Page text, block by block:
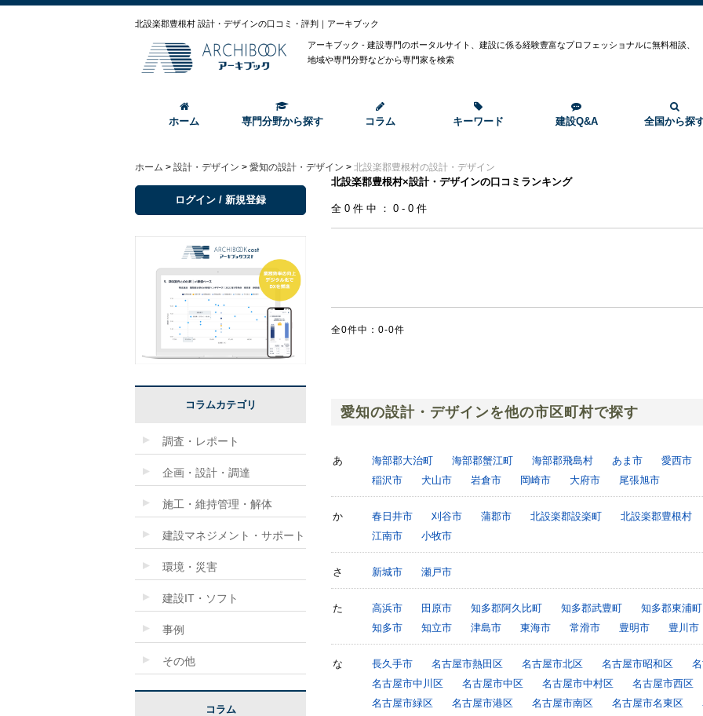
北設楽郡豊根村 設計・デザインの口コミ・評判｜アーキブック
アーキブック - 建設専門のポータルサイト、建設に係る経験豊富なプロフェッショナルに無料相談、
地域や専門分野などから専門家を検索
ホーム 専門分野から探す コラム キーワード 建設Q&A 全国から探
ホーム > 設計・デザイン > 愛知の設計・デザイン > 北設楽郡豊根村の設計・デザイン
北設楽郡豊根村×設計・デザインの口コミランキング
全0件中：0-0件
全0件中：0-0件
愛知の設計・デザインを他の市区町村で探す
あ 海部郡大治町 海部郡蟹江町 海部郡飛島村 あま市
愛西市
稲沢市
犬山市 岩倉市 岡崎市 大府市 尾張旭市
か 春日井市 刈谷市 蒲郡市 北設楽郡設楽町
北設楽郡豊根村
江南市
小牧市
さ 新城市 瀬戸市
た 高浜市 田原市 知多郡阿久比町 知多郡武豊町
知多郡東浦町
知多市
知立市 津島市 東海市 常滑市 豊明市 豊川市
な 長久手市 名古屋市熱田区 名古屋市北区 名古屋市昭和区
名古屋市中川区
名古屋市中区 名古屋市中村区
名古屋市西区
名古屋市緑区
名古屋市港区 名古屋市南区 名古屋市名東区
ログイン / 新規登録
コラムカテゴリ
調査・レポート
企画・設計・調達
施工・維持管理・解体
建設マネジメント・サポート
環境・災害
建設IT・ソフト
事例
その他
コラム